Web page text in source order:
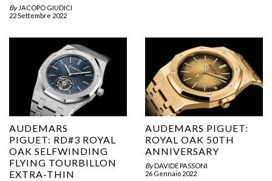
By JACOPO GIUDICI
22 Settembre 2022
AUDEMARS
PIGUET: RD#3 ROYAL
OAK SELFWINDING
FLYING TOURBILLON
EXTRA-THIN
AUDEMARS PIGUET:
ROYAL OAK 50TH
ANNIVERSARY
ByDAVIDE PASSONI
26 Gennaio 2022